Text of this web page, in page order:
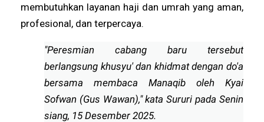
membutuhkan layanan haji dan umrah yang aman,
profesional, dan terpercaya.
"Peresmian cabang baru tersebut
berlangsung khusyu' dan khidmat dengan do'a
bersama membaca Manaqib oleh Kyai
Sofwan (Gus Wawan)," kata Sururi pada Senin
siang, 15 Desember 2025.